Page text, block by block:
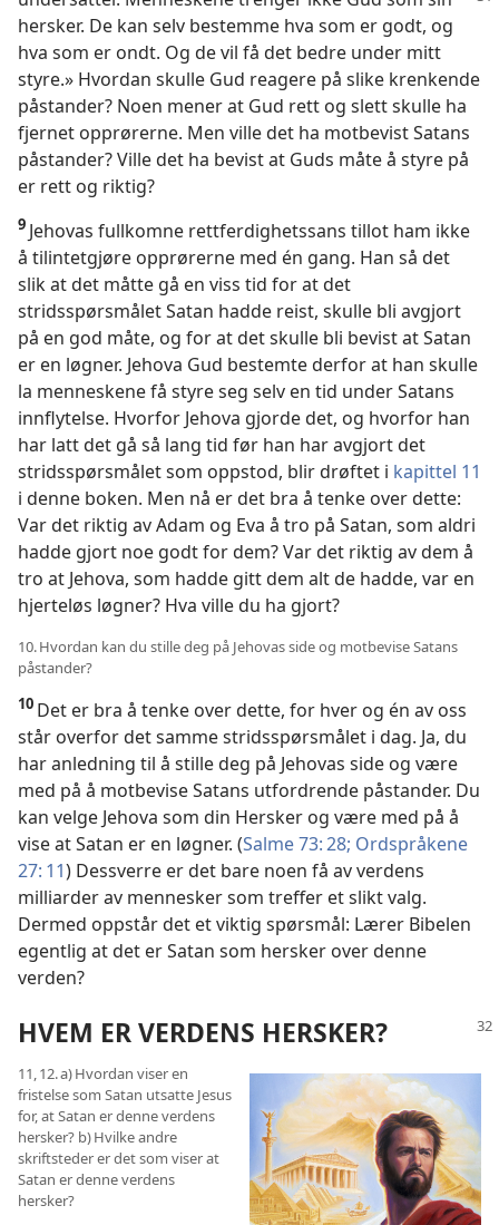
hersker. De kan selv bestemme hva som er godt, og
hva som er ondt. Og de vil få det bedre under mitt
styre.» Hvordan skulle Gud reagere på slike krenkende
påstander? Noen mener at Gud rett og slett skulle ha
fjernet opprørerne. Men ville det ha motbevist Satans
påstander? Ville det ha bevist at Guds måte å styre på
er rett og riktig?
9 Jehovas fullkomne rettferdighetssans tillot ham ikke
å tilintetgjøre opprørerne med én gang. Han så det
slik at det måtte gå en viss tid for at det
stridsspørsmålet Satan hadde reist, skulle bli avgjort
på en god måte, og for at det skulle bli bevist at Satan
er en løgner. Jehova Gud bestemte derfor at han skulle
la menneskene få styre seg selv en tid under Satans
innflytelse. Hvorfor Jehova gjorde det, og hvorfor han
har latt det gå så lang tid før han har avgjort det
stridsspørsmålet som oppstod, blir drøftet i kapittel 11
i denne boken. Men nå er det bra å tenke over dette:
Var det riktig av Adam og Eva å tro på Satan, som aldri
hadde gjort noe godt for dem? Var det riktig av dem å
tro at Jehova, som hadde gitt dem alt de hadde, var en
hjerteløs løgner? Hva ville du ha gjort?
10. Hvordan kan du stille deg på Jehovas side og motbevise Satans
påstander?
10 Det er bra å tenke over dette, for hver og én av oss
står overfor det samme stridsspørsmålet i dag. Ja, du
har anledning til å stille deg på Jehovas side og være
med på å motbevise Satans utfordrende påstander. Du
kan velge Jehova som din Hersker og være med på å
vise at Satan er en løgner. (Salme 73: 28; Ordspråkene
27: 11) Dessverre er det bare noen få av verdens
milliarder av mennesker som treffer et slikt valg.
Dermed oppstår det et viktig spørsmål: Lærer Bibelen
egentlig at det er Satan som hersker over denne
verden?
HVEM ER VERDENS HERSKER?
11, 12. a) Hvordan viser en
fristelse som Satan utsatte Jesus
for, at Satan er denne verdens
hersker? b) Hvilke andre
skriftsteder er det som viser at
Satan er denne verdens
hersker?